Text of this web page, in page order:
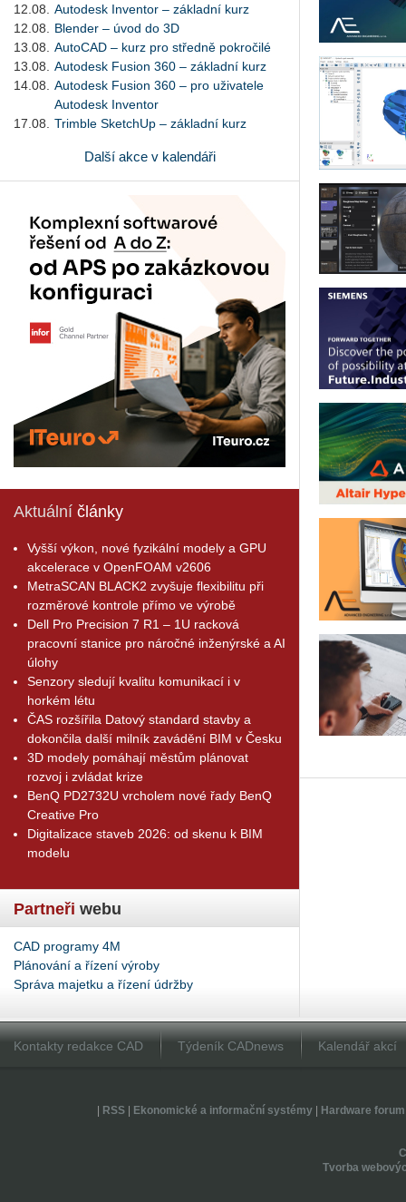
12.08.
Autodesk Inventor – základní kurz
12.08.
Blender – úvod do 3D
13.08.
AutoCAD – kurz pro středně pokročilé
13.08.
Autodesk Fusion 360 – základní kurz
14.08.
Autodesk Fusion 360 – pro uživatele
Autodesk Inventor
17.08.
Trimble SketchUp – základní kurz
Další akce v kalendáři
Aktuální články
Vyšší výkon, nové fyzikální modely a GPU
akcelerace v OpenFOAM v2606
MetraSCAN BLACK2 zvyšuje flexibilitu při
rozměrové kontrole přímo ve výrobě
Dell Pro Precision 7 R1 – 1U racková
pracovní stanice pro náročné inženýrské a AI
úlohy
Senzory sledují kvalitu komunikací i v
horkém létu
ČAS rozšířila Datový standard stavby a
dokončila další milník zavádění BIM v Česku
3D modely pomáhají městům plánovat
rozvoj i zvládat krize
BenQ PD2732U vrcholem nové řady BenQ
Creative Pro
Digitalizace staveb 2026: od skenu k BIM
modelu
Partneři webu
CAD programy 4M
Plánování a řízení výroby
Správa majetku a řízení údržby
Kontakty redakce CAD Týdeník CADnews Kalendář akcí
RSS| Ekonomické a informační systémy| Hardware forum
Tvorba